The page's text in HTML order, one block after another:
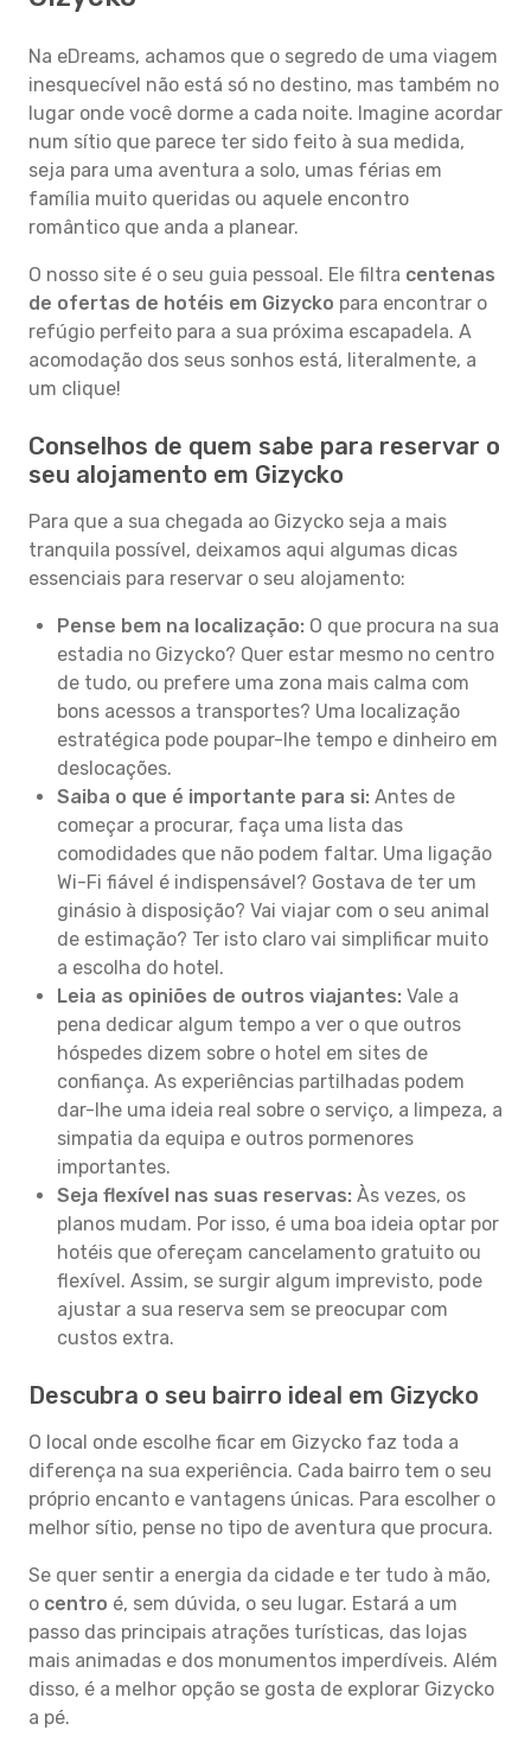
Na eDreams, achamos que o segredo de uma viagem
inesquecível não está só no destino, mas também no
lugar onde você dorme a cada noite. Imagine acordar
num sítio que parece ter sido feito à sua medida,
seja para uma aventura a solo, umas férias em
família muito queridas ou aquele encontro
romântico que anda a planear.
O nosso site é o seu guia pessoal. Ele filtra centenas
de ofertas de hotéis em Gizycko para encontrar o
refúgio perfeito para a sua próxima escapadela. A
acomodação dos seus sonhos está, literalmente, a
um clique!
Conselhos de quem sabe para reservar o
seu alojamento em Gizycko
Para que a sua chegada ao Gizycko seja a mais
tranquila possível, deixamos aqui algumas dicas
essenciais para reservar o seu alojamento:
Pense bem na localização: O que procura na sua
estadia no Gizycko? Quer estar mesmo no centro
de tudo, ou prefere uma zona mais calma com
bons acessos a transportes? Uma localização
estratégica pode poupar-lhe tempo e dinheiro em
deslocações.
Saiba o que é importante para si: Antes de
começar a procurar, faça uma lista das
comodidades que não podem faltar. Uma ligação
Wi-Fi fiável é indispensável? Gostava de ter um
ginásio à disposição? Vai viajar com o seu animal
de estimação? Ter isto claro vai simplificar muito
a escolha do hotel.
Leia as opiniões de outros viajantes: Vale a
pena dedicar algum tempo a ver o que outros
hóspedes dizem sobre o hotel em sites de
confiança. As experiências partilhadas podem
dar-lhe uma ideia real sobre o serviço, a limpeza, a
simpatia da equipa e outros pormenores
importantes.
Seja flexível nas suas reservas: Às vezes, os
planos mudam. Por isso, é uma boa ideia optar por
hotéis que ofereçam cancelamento gratuito ou
flexível. Assim, se surgir algum imprevisto, pode
ajustar a sua reserva sem se preocupar com
custos extra.
Descubra o seu bairro ideal em Gizycko
O local onde escolhe ficar em Gizycko faz toda a
diferença na sua experiência. Cada bairro tem o seu
próprio encanto e vantagens únicas. Para escolher o
melhor sítio, pense no tipo de aventura que procura.
Se quer sentir a energia da cidade e ter tudo à mão,
o centro é, sem dúvida, o seu lugar. Estará a um
passo das principais atrações turísticas, das lojas
mais animadas e dos monumentos imperdíveis. Além
disso, é a melhor opção se gosta de explorar Gizycko
a pé.